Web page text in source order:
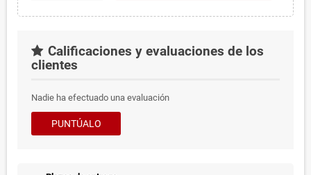
Calificaciones y evaluaciones de los
clientes
Nadie ha efectuado una evaluación
PUNTÚALO